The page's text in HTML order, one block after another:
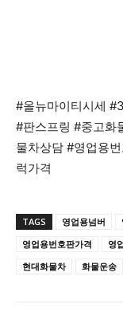
#올뉴마이티시세
#판스프링 #중고화
물차상담 #영업용
럭가격
TAGS 영업용넘버
영업용번호판가격
영
현대화물차
화물운송